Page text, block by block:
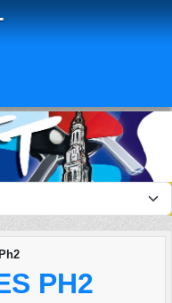
PH2